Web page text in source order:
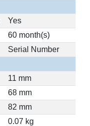
Yes
60 month(s)
Serial Number
11 mm
68 mm
82 mm
0.07 kg